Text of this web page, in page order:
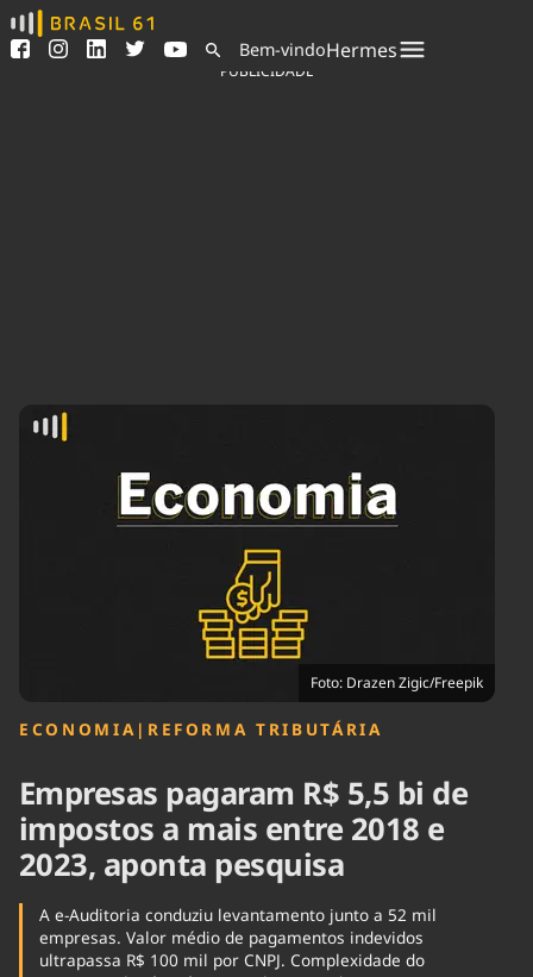
Ver todas as notícias
Podcasts
Indicadores
Agronegócios
Economia
Educação
Infraestrutura
Internacional
Podcast
Política
Saúde
Bem-vindoHermes
PUBLICIDADE
Foto: Drazen Zigic/Freepik
ECONOMIA | REFORMA TRIBUTÁRIA
Empresas pagaram R$ 5,5 bi de
impostos a mais entre 2018 e
2023, aponta pesquisa
A e-Auditoria conduziu levantamento junto a 52 mil
empresas. Valor médio de pagamentos indevidos
ultrapassa R$ 100 mil por CNPJ. Complexidade do